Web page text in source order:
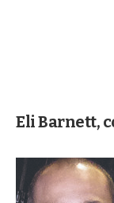
Eli Barnett,